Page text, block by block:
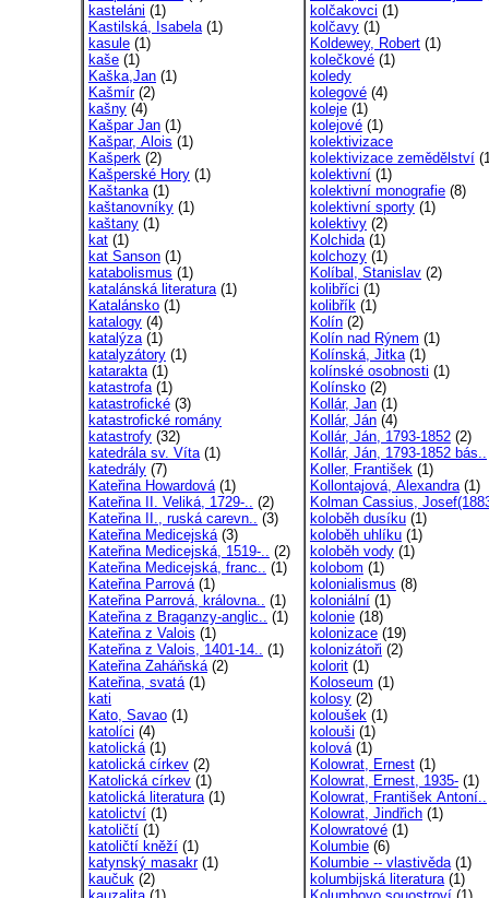
kasteláni (1)
Kastilská, Isabela(1)
kasule (1)
kaše (1)
Kaška,Jan (1)
Kašmír(2)
kašny (4)
Kašpar Jan (1)
Kašpar, Alois (1)
Kašperk (2)
Kašperské Hory (1)
Kaštanka(1)
kaštanovníky (1)
kaštany (1)
kat (1)
kat Sanson (1)
katabolismus (1)
katalánská literatura(1)
Katalánsko (1)
katalogy (4)
katalýza(1)
katalyzátory (1)
katarakta(1)
katastrofa(1)
katastrofické (3)
katastrofické romány
katastrofy (32)
katedrála sv. Víta(1)
katedrály (7)
Kateřina Howardová(1)
Kateřina II. Veliká, 1729-.. (2)
Kateřina II., ruská carevn.. (3)
Kateřina Medicejská(3)
Kateřina Medicejská, 1519-.. (2)
Kateřina Medicejská, franc.. (1)
Kateřina Parrová(1)
Kateřina Parrová, královna.. (1)
Kateřina z Braganzy-anglic.. (1)
Kateřina z Valois (1)
Kateřina z Valois, 1401-14.. (1)
Kateřina Zaháňská(2)
Kateřina, svatá(1)
kati
Kato, Savao (1)
katolíci (4)
katolická(1)
katolická církev (2)
Katolická církev (1)
katolická literatura(1)
katolictví (1)
katoličtí (1)
katoličtí kněží (1)
katynský masakr(1)
kaučuk (2)
kolčakovci (1)
kolčavy (1)
Koldewey, Robert (1)
kolečkové (1)
koledy
kolegové (4)
koleje (1)
kolejové (1)
kolektivizace
kolektivizace zemědělství
kolektivní (1)
kolektivní monografie (8)
kolektivní sporty (1)
kolektivy (2)
Kolchida(1)
kolchozy (1)
Kolíbal, Stanislav (2)
kolibříci (1)
kolibřík (1)
Kolín (2)
Kolín nad Rýnem (1)
Kolínská, Jitka(1)
kolínské osobnosti (1)
Kolínsko (2)
Kollár, Jan (1)
Kollár, Ján (4)
Kollár, Ján, 1793-1852 (2)
Kollár, Ján, 1793-1852 bás..
Koller, František (1)
Kollontajová, Alexandra(1)
Kolman Cassius,
koloběh dusíku (1)
koloběh uhlíku (1)
koloběh vody (1)
kolobom (1)
kolonialismus (8)
koloniální (1)
kolonie (18)
kolonizace (19)
kolonizátoři (2)
kolorit (1)
Koloseum (1)
kolosy (2)
koloušek (1)
kolouši (1)
kolová(1)
Kolowrat, Ernest (1)
Kolowrat, Ernest, 1935- (1)
Kolowrat, František Antoní..
Kolowrat, Jindřich (1)
Kolowratové (1)
Kolumbie (6)
Kolumbie -- vlastivěda(1)
kolumbijská literatura(1)